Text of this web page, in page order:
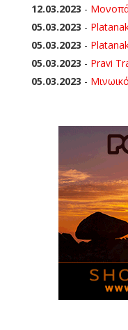
12.03.2023 -
05.03.2023 -
05.03.2023 -
05.03.2023 - Pravi
05.03.2023 -